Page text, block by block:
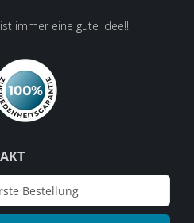
ist immer eine gute Idee!!